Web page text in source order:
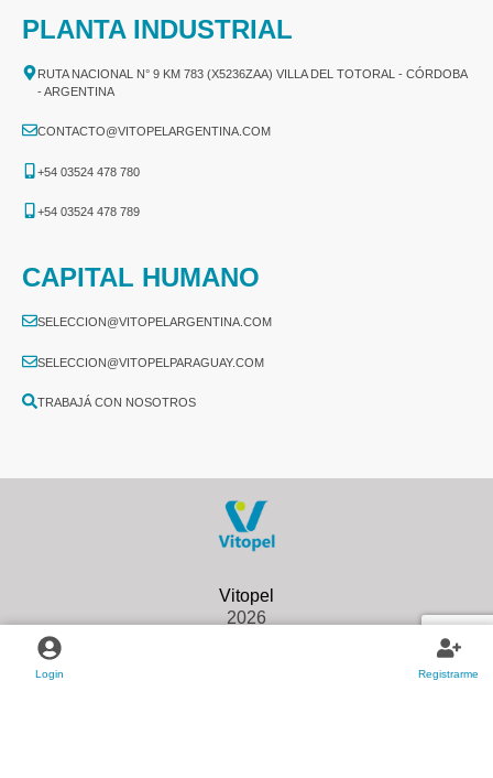
Login Registrarme
PLANTA INDUSTRIAL
RUTA NACIONAL N° 9 KM 783 (X5236ZAA) VILLA DEL TOTORAL - CÓRDOBA
- ARGENTINA
CONTACTO@VITOPELARGENTINA.COM
+54 03524 478 780​
+54 03524 478 789​
CAPITAL HUMANO
SELECCION@VITOPELARGENTINA.COM
SELECCION@VITOPELPARAGUAY.COM
TRABAJÁ CON NOSOTROS
2026